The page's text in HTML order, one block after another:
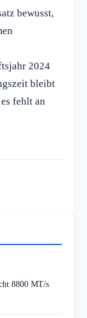
bewusst,
2024
bleibt
fehlt an
8800 MT/s